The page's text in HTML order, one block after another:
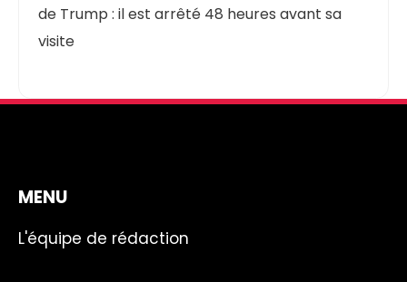
de Trump : il est arrêté 48 heures avant sa
visite
MENU
L'équipe de rédaction